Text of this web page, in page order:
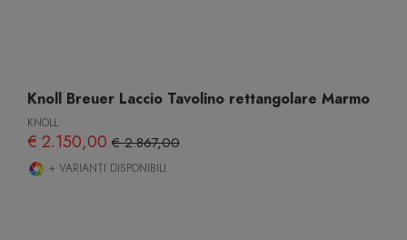
Knoll Breuer Laccio Tavolino rettangolare Marmo
KNOLL
€ 2.150,00 € 2.867,00
+ VARIANTI DISPONIBILI